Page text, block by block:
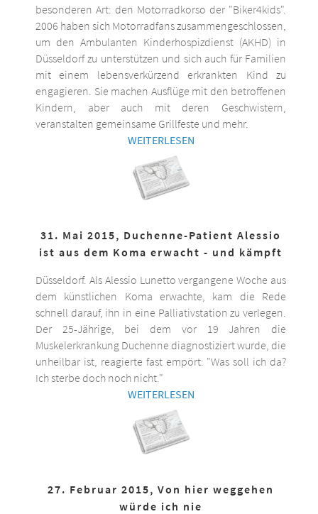
besonderen Art: den Motorradkorso der "Biker4kids".
2006 haben sich Motorradfans zusammengeschlossen,
um den Ambulanten Kinderhospizdienst (AKHD) in
Düsseldorf zu unterstützen und sich auch für Familien
mit einem lebensverkürzend erkrankten Kind zu
engagieren. Sie machen Ausflüge mit den betroffenen
Kindern, aber auch mit deren Geschwistern,
veranstalten gemeinsame Grillfeste und mehr.
WEITERLESEN
31. Mai 2015, Duchenne-Patient Alessio
ist aus dem Koma erwacht - und kämpft
Düsseldorf. Als Alessio Lunetto vergangene Woche aus
dem künstlichen Koma erwachte, kam die Rede
schnell darauf, ihn in eine Palliativstation zu verlegen.
Der 25-Jährige, bei dem vor 19 Jahren die
Muskelerkrankung Duchenne diagnostiziert wurde, die
unheilbar ist, reagierte fast empört: "Was soll ich da?
Ich sterbe doch noch nicht."
WEITERLESEN
27. Februar 2015, Von hier weggehen
würde ich nie